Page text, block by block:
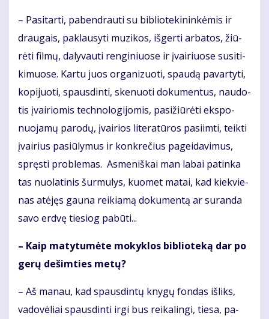
– Pa­si­tar­ti, pa­ben­drau­ti su bib­lio­te­ki­nin­kė­mis ir
drau­gais, pa­klau­sy­ti mu­zi­kos, iš­ger­ti ar­ba­tos, žiū­
rė­ti fil­mų, da­ly­vau­ti ren­gi­niuo­se ir įvai­riuo­se su­si­ti­
ki­muo­se. Kar­tu juos or­ga­ni­zuo­ti, spau­dą pa­var­ty­ti,
ko­pi­juo­ti, spaus­din­ti, ske­nuo­ti do­ku­men­tus, nau­do­
tis įvai­rio­mis tech­no­lo­gi­jo­mis, pa­si­žiū­rė­ti eks­po­
nuo­ja­mų pa­ro­dų, įvai­rios li­te­ra­tū­ros pa­si­im­ti, teik­ti
įvai­rius pa­siū­ly­mus ir kon­kre­čius pa­gei­da­vi­mus,
spręs­ti pro­ble­mas. As­me­niš­kai man la­bai pa­tin­ka
tas nuo­la­ti­nis šur­mu­lys, kuo­met ma­tai, kad kiek­vie­
nas at­ėjęs gau­na rei­kia­mą do­ku­men­tą ar su­ran­da
sa­vo erd­vę tie­siog pa­bū­ti...
– Kaip ma­ty­tu­mė­te mo­kyk­los bib­lio­te­ką dar po
ge­rų de­šim­ties me­tų?
– Aš ma­nau, kad spaus­din­tų kny­gų fon­das iš­liks,
va­do­vė­liai spaus­din­ti ir­gi bus rei­ka­lin­gi, tie­sa, pa­